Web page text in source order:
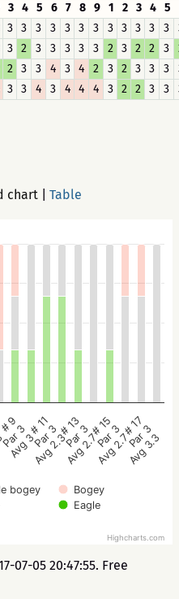
3 4 5 6 7 8 9 1 2 3 4 5
3 3 3 3 3 3 3 3 3 3 3 3
3 2 3 3 3 3 3 2 3 2 2 3
2 3 3 4 3 4 2 3 2 3 3 3
3 3 4 3 4 4 4 3 2 2 3 3
chart Table
bogey
Bogey
Eagle
# 9
Par 3
Avg 3
# 11
Par 3
Avg 2.3
# 13
Par 3
Avg 2.7
# 15
Par 3
Avg 2.7
# 17
Par 3
Avg 3.3
Highcharts.com
07-05 20:47:55. Free